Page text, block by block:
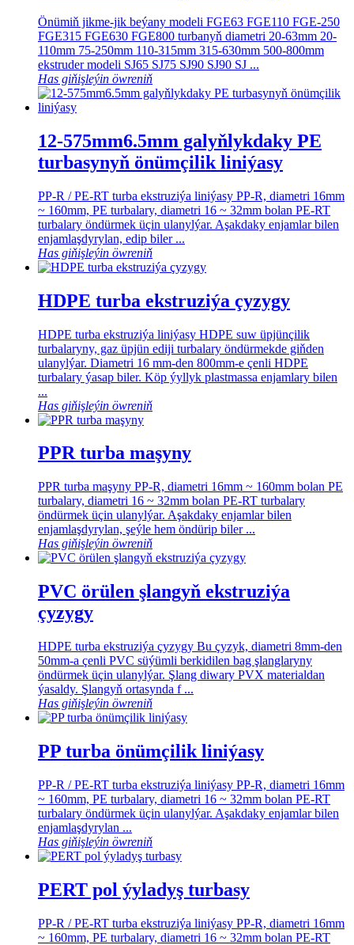
Önümiň jikme-jik beýany modeli FGE63 FGE110 FGE-250
FGE315 FGE630 FGE800 turbanyň diametri 20-63mm 20-
110mm 75-250mm 110-315mm 315-630mm 500-800mm
ekstruder modeli SJ65 SJ75 SJ90 SJ90 SJ ...
Has giňişleýin öwreniň
12-575mm6.5mm galyňlykdaky PE
turbasynyň önümçilik liniýasy
PP-R / PE-RT turba ekstruziýa liniýasy PP-R, diametri 16mm
~ 160mm, PE turbalary, diametri 16 ~ 32mm bolan PE-RT
turbalary öndürmek üçin ulanylýar. Aşakdaky enjamlar bilen
enjamlaşdyrylan, edip biler ...
Has giňişleýin öwreniň
HDPE turba ekstruziýa çyzygy
HDPE turba ekstruziýa liniýasy HDPE suw üpjünçilik
turbalaryny, gaz üpjün ediji turbalary öndürmekde giňden
ulanylýar. Diametri 16 mm-den 800mm-e çenli HDPE
turbalary ýasap biler. Köp ýyllyk plastmassa enjamlary bilen
...
Has giňişleýin öwreniň
PPR turba maşyny
PPR turba maşyny PP-R, diametri 16mm ~ 160mm bolan PE
turbalary, diametri 16 ~ 32mm bolan PE-RT turbalary
öndürmek üçin ulanylýar. Aşakdaky enjamlar bilen
enjamlaşdyrylan, şeýle hem öndürip biler ...
Has giňişleýin öwreniň
PVC örülen şlangyň ekstruziýa
çyzygy
HDPE turba ekstruziýa çyzygy Bu çyzyk, diametri 8mm-den
50mm-a çenli PVC süýümli berkidilen bag şlanglaryny
öndürmek üçin ulanylýar. Şlang diwary PVX materialdan
ýasaldy. Şlangyň ortasynda f ...
Has giňişleýin öwreniň
PP turba önümçilik liniýasy
PP-R / PE-RT turba ekstruziýa liniýasy PP-R, diametri 16mm
~ 160mm, PE turbalary, diametri 16 ~ 32mm bolan PE-RT
turbalary öndürmek üçin ulanylýar. Aşakdaky enjamlar bilen
enjamlaşdyrylan ...
Has giňişleýin öwreniň
PERT pol ýyladyş turbasy
PP-R / PE-RT turba ekstruziýa liniýasy PP-R, diametri 16mm
~ 160mm, PE turbalary, diametri 16 ~ 32mm bolan PE-RT